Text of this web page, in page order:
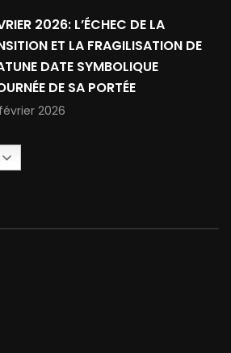
2026: L’ÉCHEC DE LA
ET LA FRAGILISATION DE
DATE SYMBOLIQUE
DE SA PORTÉE
2026